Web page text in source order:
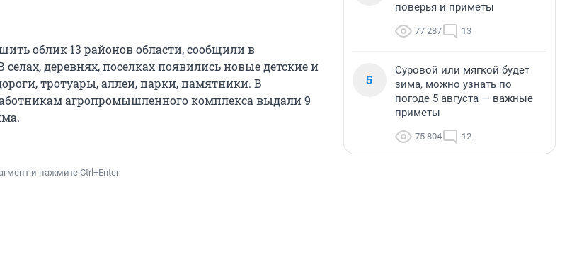
облик 13 районов области, сообщили в
селах, деревнях, поселках появились новые детские и
тротуары, аллеи, парки, памятники. В
агропромышленного комплекса выдали 9
и нажмите Ctrl+Enter
поверья и приметы
77 287 13
5
Суровой или мягкой будет
зима, можно узнать по
погоде 5 августа — важные
приметы
75 804 12